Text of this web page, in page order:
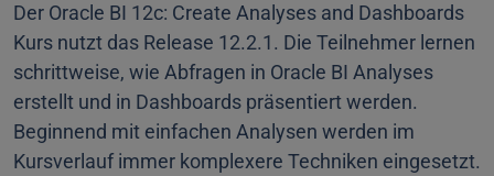
Der Oracle BI 12c: Create Analyses and Dashboards
Kurs nutzt das Release 12.2.1. Die Teilnehmer lernen
schrittweise, wie Abfragen in Oracle BI Analyses
erstellt und in Dashboards präsentiert werden.
Beginnend mit einfachen Analysen werden im
Kursverlauf immer komplexere Techniken eingesetzt.